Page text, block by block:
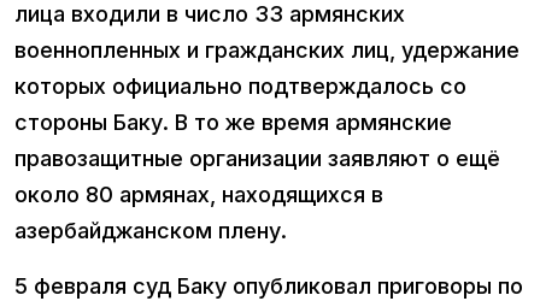
лица входили в число 33 армянских
военнопленных и гражданских лиц, удержание
которых официально подтверждалось со
стороны Баку. В то же время армянские
правозащитные организации заявляют о ещё
около 80 армянах, находящихся в
азербайджанском плену.
5 февраля суд Баку опубликовал приговоры по